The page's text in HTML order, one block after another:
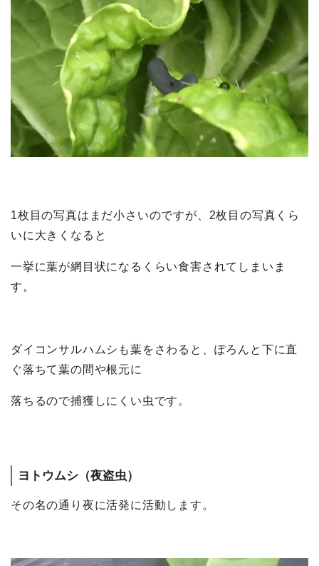
1枚目の写真はまだ小さいのですが、2枚目の写真くら
いに大きくなると
一挙に葉が網目状になるくらい食害されてしまいま
す。
ダイコンサルハムシも葉をさわると、ぽろんと下に直
ぐ落ちて葉の間や根元に
落ちるので捕獲しにくい虫です。
ヨトウムシ（夜盗虫）
その名の通り夜に活発に活動します。